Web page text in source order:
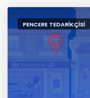
PENCERE TEDARIKÇISI